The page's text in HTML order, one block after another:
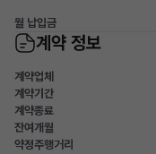
월 납입금
계약 정보
계약업체
계약기간
계약종료
잔여개월
약정주행거리